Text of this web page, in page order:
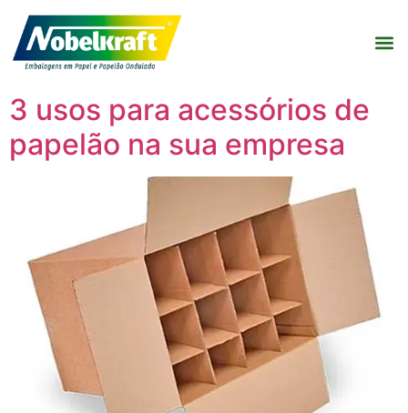
3 usos para acessórios de
papelão na sua empresa